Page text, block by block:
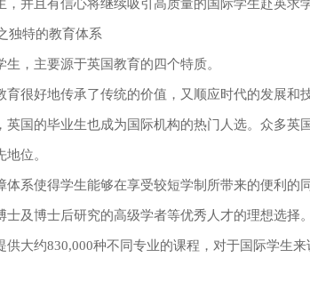
且有信心将继续吸引高质量的国际学生赴英求学
独特的教育体系
主要源于英国教育的四个特质。
好地传承了传统的价值，又顺应时代的发展和技
的毕业生也成为国际机构的热门人选。众多英
位。
使得学生能够在享受较短学制所带来的便利的
及博士后研究的高级学者等优秀人才的理想选择。
约830,000种不同专业的课程，对于国际学生来